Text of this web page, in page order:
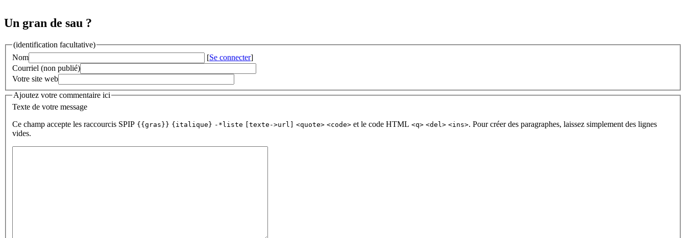
Un gran de sau ?
(identification facultative)
Nom
[Se connecter]
Courriel (non publié)
Votre site web
Ajoutez votre commentaire ici
Texte de votre message
Ce champ accepte les raccourcis SPIP {{gras}} {italique} -*liste [texte->url] <quote> <code> et le code HTML <q> <del> <ins>. Pour créer des paragraphes, laissez simplement des lignes
vides.